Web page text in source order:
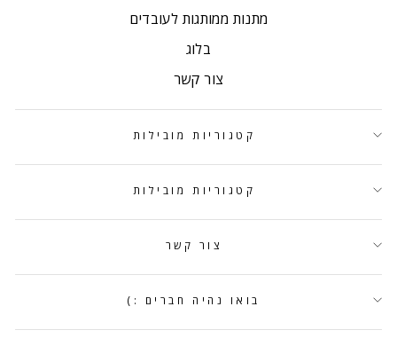
מתנות ממותגות לעובדים
בלוג
צור קשר
קטגוריות מובילות
קטגוריות מובילות
צור קשר
בואו נהיה חברים :)